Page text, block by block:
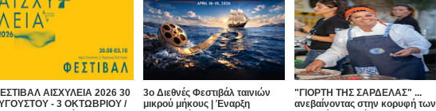
ΑΙΣΧΥΛΕΙΑ 2026 30
- 3 ΟΚΤΩΒΡΙΟΥ /
3ο Διεθνές Φεστιβάλ ταινιών
μικρού μήκους | Έναρξη
"ΓΙΟΡΤΗ ΤΗΣ ΣΑΡΔΕΛΑΣ" ...
ανεβαίνοντας στην κορυφή των